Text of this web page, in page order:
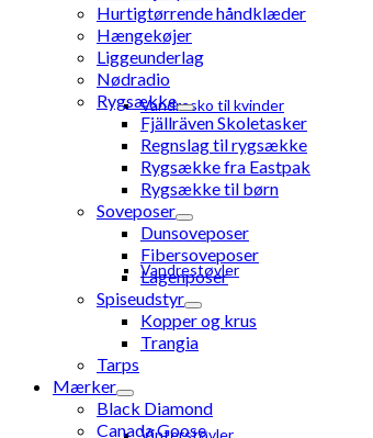
Vandresko til kvinder
Vandrestøvler
Vinterstøvler
Hurtigtørrende håndklæder
Hængekøjer
Liggeunderlag
Nødradio
Rygsække
Fjällräven Skoletasker
Regnslag til rygsække
Rygsække fra Eastpak
Rygsække til børn
Soveposer
Dunsoveposer
Fibersoveposer
Lagenposer
Spiseudstyr
Kopper og krus
Trangia
Tarps
Mærker
Black Diamond
Canada Goose